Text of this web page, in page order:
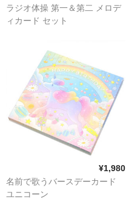
ラジオ体操 第一＆第二 メロデ
ィカード セット
¥1,980
名前で歌うバースデーカード
ユニコーン